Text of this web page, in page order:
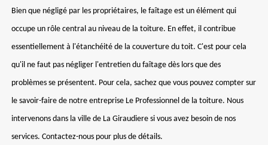
Bien que négligé par les propriétaires, le faîtage est un élément qui
occupe un rôle central au niveau de la toiture. En effet, il contribue
essentiellement à l'étanchéité de la couverture du toit. C'est pour cela
qu'il ne faut pas négliger l'entretien du faîtage dès lors que des
problèmes se présentent. Pour cela, sachez que vous pouvez compter sur
le savoir-faire de notre entreprise Le Professionnel de la toiture. Nous
intervenons dans la ville de La Giraudiere si vous avez besoin de nos
services. Contactez-nous pour plus de détails.